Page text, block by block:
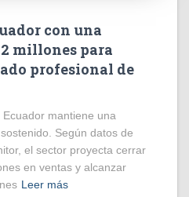
con una
millones para
profesional de
mantiene una
Según datos de
el sector proyecta cerrar
en ventas y alcanzar
Leer más